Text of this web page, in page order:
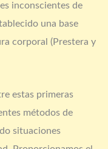
inconscientes de
una base
corporal (Prestera y
estas primeras
métodos de
situaciones